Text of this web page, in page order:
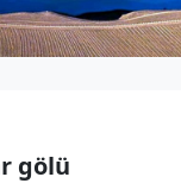
gölü